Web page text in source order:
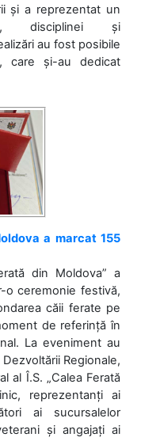
și a reprezentat un
disciplinei și
au fost posibile
care și-au dedicat
a marcat 155
din Moldova” a
o ceremonie festivă,
căii ferate pe
de referință în
La eveniment au
Regionale,
al Î.S. „Calea Ferată
reprezentanți ai
ai sucursalelor
și angajați ai